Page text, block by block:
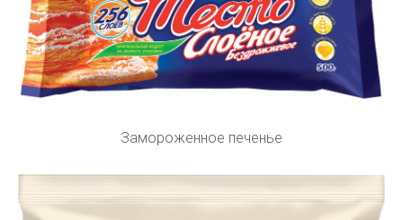
Замороженное печенье